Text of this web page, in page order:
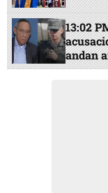
13:02
andan